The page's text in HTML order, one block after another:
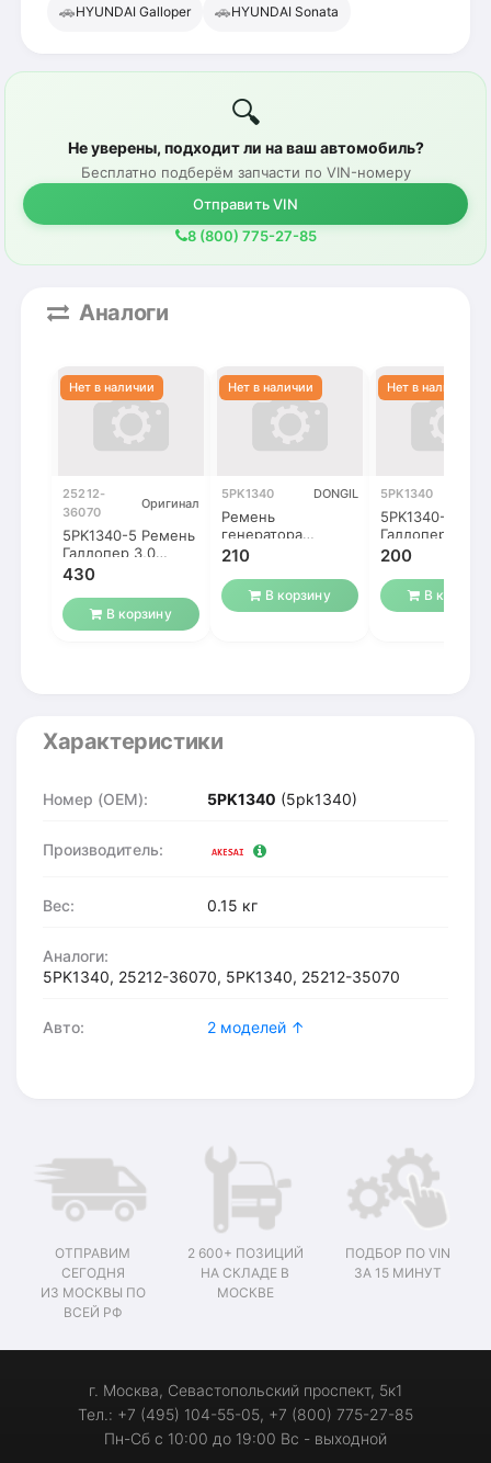
🚗HYUNDAI Galloper 🚗HYUNDAI Sonata
🔍
Не уверены, подходит ли на ваш автомобиль?
Бесплатно подберём запчасти по VIN-номеру
Отправить VIN
8 (800) 775-27-85
Аналоги
25212-
36070
Оригинал
5PK1340-5 Ремень
Галлопер 3,0
генератор
430
В корзину
5PK1340 DONGIL
Ремень
генератора
5PK1340 Хундай
кл.
210
В корзину
5PK1340
5PK1340-5
Галлопер 3,0
генератор
200
В корзину
Характеристики
Номер (OEM): 5PK1340 (5pk1340)
Производитель:
Вес: 0.15 кг
Аналоги:
5PK1340, 25212-36070, 5PK1340, 25212-35070
Авто: 2 моделей ↑
ОТПРАВИМ
СЕГОДНЯ
ИЗ МОСКВЫ ПО
ВСЕЙ РФ
2 600+ ПОЗИЦИЙ
НА СКЛАДЕ В
МОСКВЕ
ПОДБОР ПО VIN
ЗА 15 МИНУТ
г. Москва, Севастопольский проспект, 5к1
Тел.: +7 (495) 104-55-05, +7 (800) 775-27-85
Пн-Сб с 10:00 до 19:00 Вс - выходной